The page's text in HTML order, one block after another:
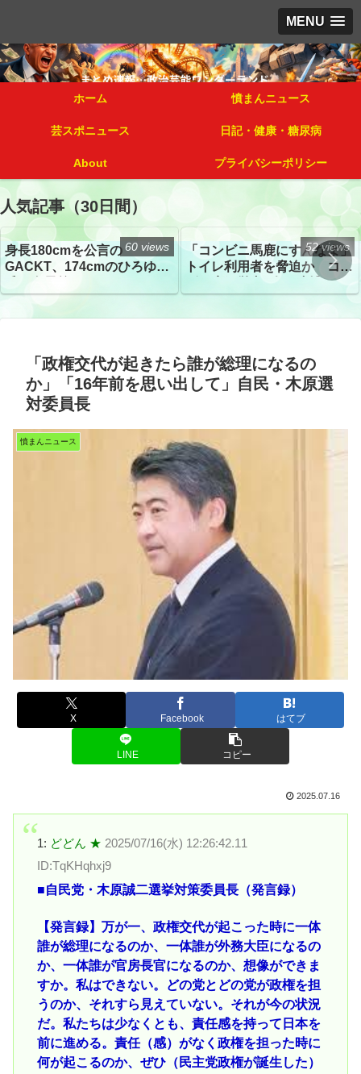
MENU
ホーム 憤まんニュース
芸スポニュース 日記・健康・糖尿病
About プライバシーポリシー
人気記事（30日間）
身長180cmを公言の
GACKT、174cmのひろゆき
トざわつき イベントでの写
真が話題
60 views
「コンビニ馬鹿にすんなよ」
トイレ利用者を脅迫か コン
52 views
「政権交代が起きたら誰が総理になるの
か」「16年前を思い出して」自民・木原選
対委員長
憤まんニュース
X Facebook はてブ
LINE コピー
2025.07.16
1: どどん ★ 2025/07/16(水) 12:26:42.11
ID:TqKHqhxj9
■自民党・木原誠二選挙対策委員長（発言録）
【発言録】万が一、政権交代が起こった時に一体
誰が総理になるのか、一体誰が外務大臣になるの
か、一体誰が官房長官になるのか、想像ができま
すか。私はできない。どの党とどの党が政権を担
うのか、それすら見えていない。それが今の状況
だ。私たちは少なくとも、責任感を持って日本を
前に進める。責任（感）がなく政権を担った時に
何が起こるのか、ぜひ（民主党政権が誕生した）